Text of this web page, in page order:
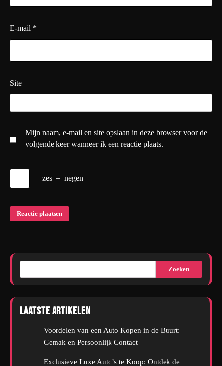
E-mail *
Site
Mijn naam, e-mail en site opslaan in deze browser voor de
volgende keer wanneer ik een reactie plaats.
+ zes = negen
Zoeken
Laatste artikelen
Voordelen van een Auto Kopen in de Buurt:
Gemak en Persoonlijk Contact
Exclusieve Luxe Auto’s te Koop: Ontdek de